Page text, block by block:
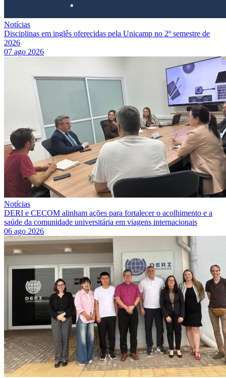
Notícias
Disciplinas em inglês oferecidas pela Unicamp no 2º semestre de
2026
07 ago 2026
Notícias
DERI e CECOM alinham ações para fortalecer o acolhimento e a
saúde da comunidade universitária em viagens internacionais
06 ago 2026